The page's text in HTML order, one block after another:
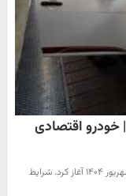
اقتصادی
گروه خودروسازی سایپا فروش ویژه محصولات خود را در شهریور ۱۴۰۴ آغاز کرد. شرایط